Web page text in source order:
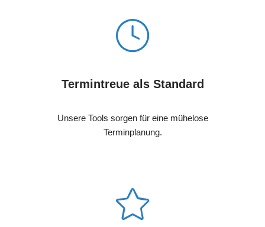
Termintreue als Standard
Unsere Tools sorgen für eine mühelose
Terminplanung.